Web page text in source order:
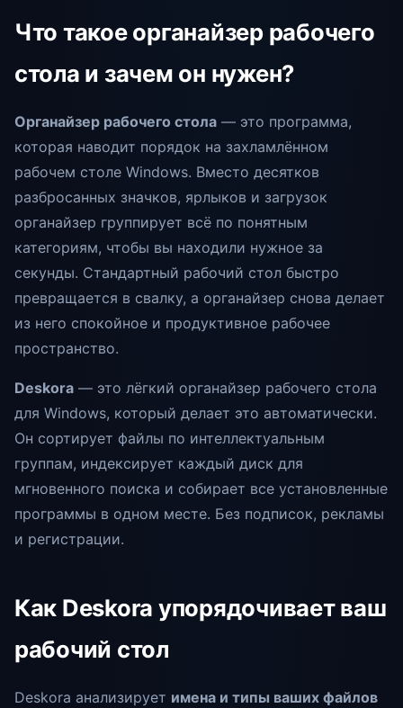
Что такое органайзер рабочего
стола и зачем он нужен?
Органайзер рабочего стола — это программа,
которая наводит порядок на захламлённом
рабочем столе Windows. Вместо десятков
разбросанных значков, ярлыков и загрузок
органайзер группирует всё по понятным
категориям, чтобы вы находили нужное за
секунды. Стандартный рабочий стол быстро
превращается в свалку, а органайзер снова делает
из него спокойное и продуктивное рабочее
пространство.
Deskora — это лёгкий органайзер рабочего стола
для Windows, который делает это автоматически.
Он сортирует файлы по интеллектуальным
группам, индексирует каждый диск для
мгновенного поиска и собирает все установленные
программы в одном месте. Без подписок, рекламы
и регистрации.
Как Deskora упорядочивает ваш
рабочий стол
Deskora анализирует имена и типы ваших файлов